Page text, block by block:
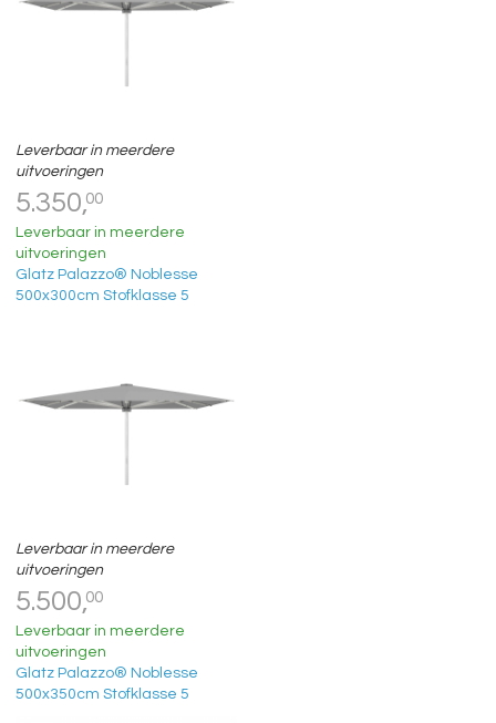
Leverbaar in meerdere
uitvoeringen
5.350,00
Leverbaar in meerdere
uitvoeringen
Glatz Palazzo® Noblesse
500x300cm Stofklasse 5
Leverbaar in meerdere
uitvoeringen
5.500,00
Leverbaar in meerdere
uitvoeringen
Glatz Palazzo® Noblesse
500x350cm Stofklasse 5